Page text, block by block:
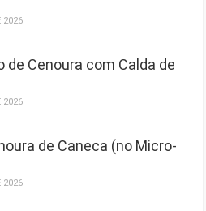
2026
de Cenoura com Calda de
2026
de Caneca (no Micro-
2026